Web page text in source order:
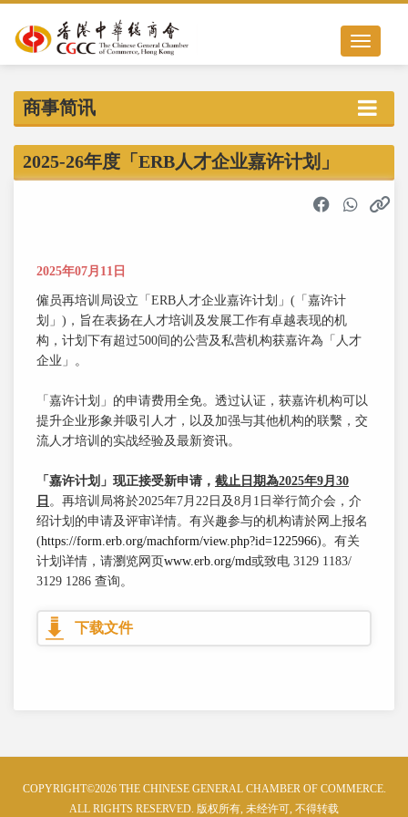
Toggle
商事简讯
2025-26年度「ERB人才企业嘉许计划」
2025年07月11日
僱员再培训局设立「ERB人才企业嘉许计划」(「嘉许计
划」)，旨在表扬在人才培训及发展工作有卓越表现的机
构，计划下有超过500间的公营及私营机构获嘉许為「人才
企业」。
「嘉许计划」的申请费用全免。透过认证，获嘉许机构可以
提升企业形象并吸引人才，以及加强与其他机构的联繫，交
流人才培训的实战经验及最新资讯。
「嘉许计划」现正接受新申请， 截止日期為2025年9月 30
日 。再培训局将於2025年7月22日及8月1日举行简介会，介
绍计划的申请及评审详情。有兴趣参与的机构请於网上报名
(https://form.erb.org/machform/view.php?id=1225966)。有关
计划详情，请瀏览网页www.erb.org/md或致电 3129 1183/
3129 1286 查询。
下载文件
COPYRIGHT©2026 THE CHINESE GENERAL CHAMBER OF COMMERCE.
ALL RIGHTS RESERVED. 版权所有, 未经许可, 不得转载